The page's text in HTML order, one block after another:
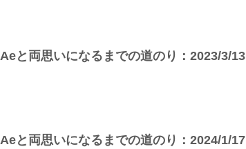
Aeと両思いになるまでの道のり：2023/3/13
Aeと両思いになるまでの道のり：2024/1/17